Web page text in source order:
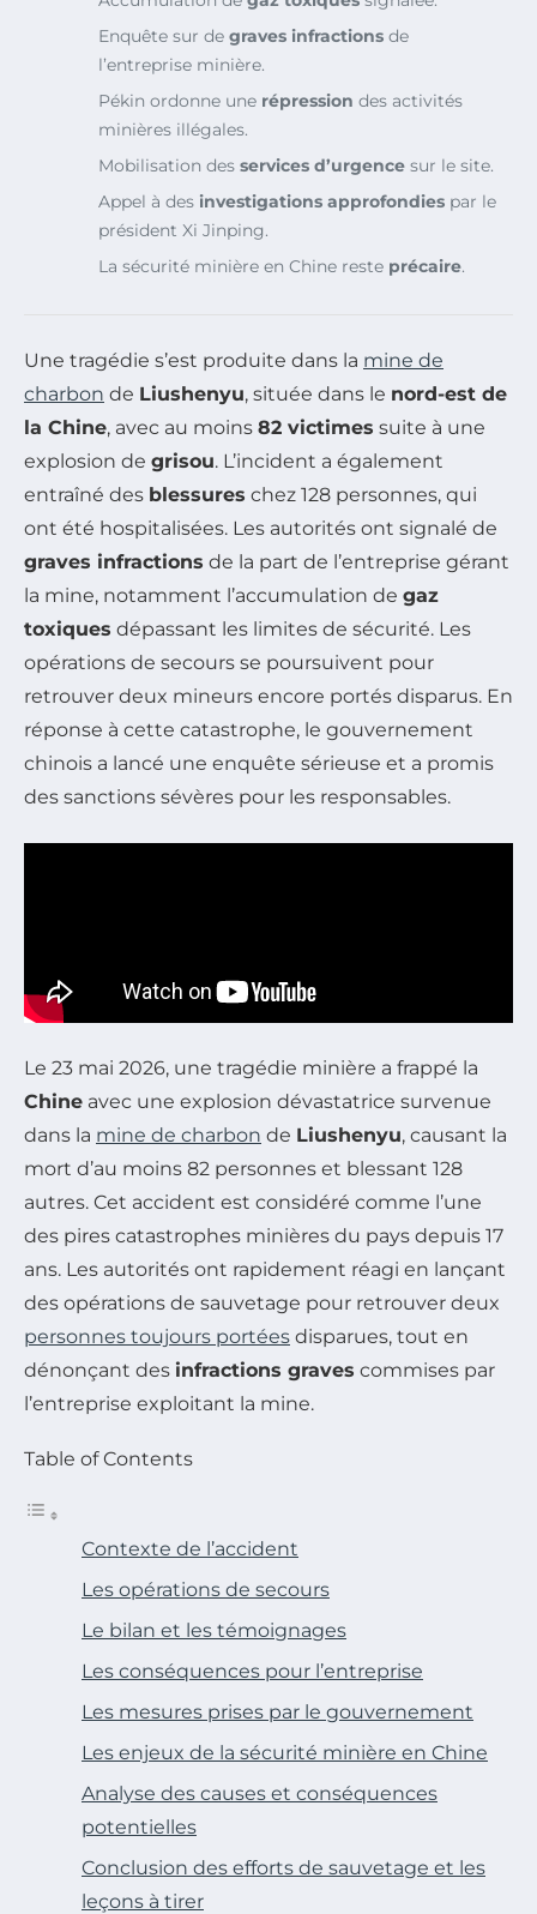
Enquête sur de graves infractions de
l’entreprise minière.
Pékin ordonne une répression des activités
minières illégales.
Mobilisation des services d’urgence sur le site.
Appel à des investigations approfondies par le
président Xi Jinping.
La sécurité minière en Chine reste précaire.
Une tragédie s’est produite dans la mine de
charbon de Liushenyu, située dans le nord-est de
la Chine, avec au moins 82 victimes suite à une
explosion de grisou. L’incident a également
entraîné des blessures chez 128 personnes, qui
ont été hospitalisées. Les autorités ont signalé de
graves infractions de la part de l’entreprise gérant
la mine, notamment l’accumulation de gaz
toxiques dépassant les limites de sécurité. Les
opérations de secours se poursuivent pour
retrouver deux mineurs encore portés disparus. En
réponse à cette catastrophe, le gouvernement
chinois a lancé une enquête sérieuse et a promis
des sanctions sévères pour les responsables.
Le 23 mai 2026, une tragédie minière a frappé la
Chine avec une explosion dévastatrice survenue
dans la mine de charbon de Liushenyu, causant la
mort d’au moins 82 personnes et blessant 128
autres. Cet accident est considéré comme l’une
des pires catastrophes minières du pays depuis 17
ans. Les autorités ont rapidement réagi en lançant
des opérations de sauvetage pour retrouver deux
personnes toujours portées disparues, tout en
dénonçant des infractions graves commises par
l’entreprise exploitant la mine.
Table of Contents
Contexte de l’accident
Les opérations de secours
Le bilan et les témoignages
Les conséquences pour l’entreprise
Les mesures prises par le gouvernement
Les enjeux de la sécurité minière en Chine
Analyse des causes et conséquences
potentielles
Conclusion des efforts de sauvetage et les
leçons à tirer